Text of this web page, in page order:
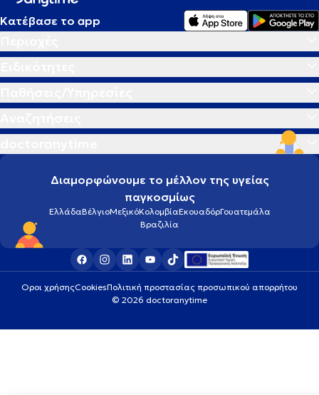
Κατέβασε το app
Διαμορφώνουμε το μέλλον της υγείας
παγκοσμίως
ΕλλάδαΒέλγιοΜεξικόΚολομβίαΕκουαδόρΓουατεμάλα
Βραζιλία
Οροι χρήσηςCookiesΠολιτική προστασίας προσωπικού απορρήτου
© 2026 doctoranytime